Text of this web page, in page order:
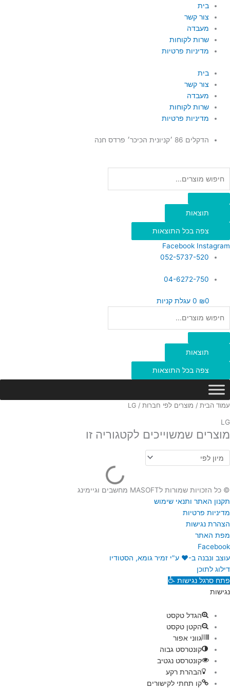
דילוג
לתוכן
בית
צור קשר
מעבדה
שרות לקוחות
מדיניות פרטיות
בית
צור קשר
מעבדה
שרות לקוחות
מדיניות פרטיות
הדקלים 86 ׳קניונית הכיכר׳ פרדס חנה
Search
תוצאות
צפה בכל התוצאות
Facebook Instagram
052-5737-520
04-6272-750
₪0
0 עגלת קניות
Search
תוצאות
צפה בכל התוצאות
עמוד הבית / מוצרים לפי חברות / LG
LG
מוצרים שמשוייכים לקטגוריה זו
© כל הזכויות שמורות לMASOFT מחשבים וגיימינג
תקנון האתר ותנאי שימוש
מדיניות פרטיות
הצהרת נגישות
מפת האתר
Facebook
עוצב ונבנה ב-♥︎ ע"י זמיר גומא, הסטודיו
דילוג לתוכן
פתח סרגל נגישות
נגישות
הגדל טקסט
הקטן טקסט
גווני אפור
קונטרסט גבוה
קונטרסט נגטיב
הבהרת רקע
קו תחתי לקישורים